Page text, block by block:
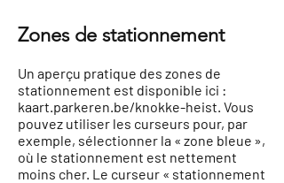
Zones de stationnement
Un aperçu pratique des zones de
stationnement est disponible ici :
kaart.parkeren.be/knokke-heist. Vous
pouvez utiliser les curseurs pour, par
exemple, sélectionner la « zone bleue »,
où le stationnement est nettement
moins cher. Le curseur « stationnement